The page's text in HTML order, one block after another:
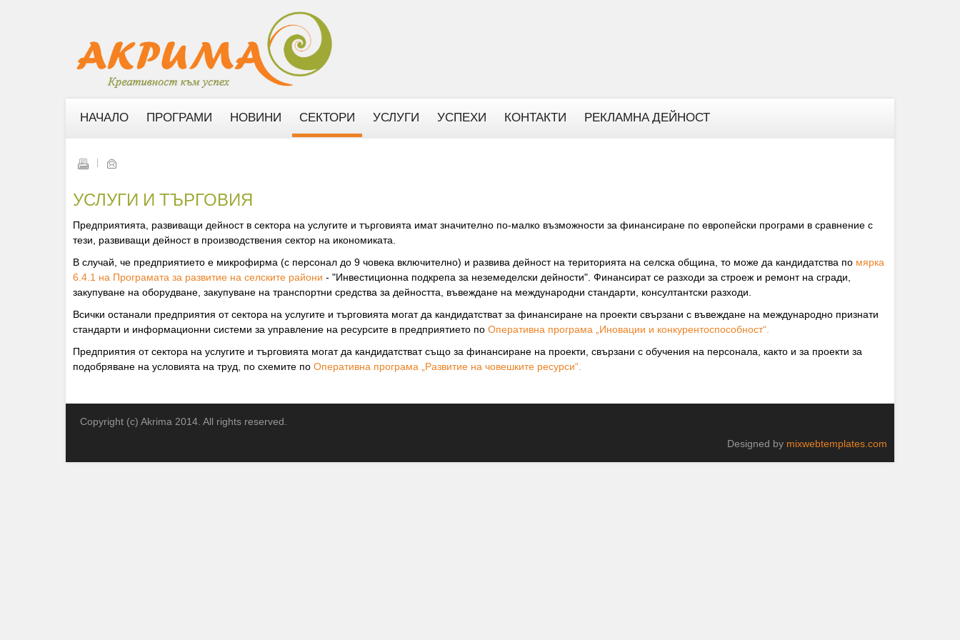
НАЧАЛО ПРОГРАМИ НОВИНИ СЕКТОРИ УСЛУГИ УСПЕХИ КОНТАКТИ РЕКЛАМНА ДЕЙНОСТ
УСЛУГИ И ТЪРГОВИЯ
Предприятията, развиващи дейност в сектора на услугите и търговията имат значително по-малко възможности за финансиране по европейски програми в сравнение с
тези, развиващи дейност в производствения сектор на икономиката.
В случай, че предприятието е микрофирма (с персонал до 9 човека включително) и развива дейност на територията на селска община, то може да кандидатства по мярка
6.4.1 на Програмата за развитие на селските райони - "Инвестиционна подкрепа за неземеделски дейности". Финансират се разходи за строеж и ремонт на сгради,
закупуване на оборудване, закупуване на транспортни средства за дейността, въвеждане на международни стандарти, консултантски разходи.
Всички останали предприятия от сектора на услугите и търговията могат да кандидатстват за финансиране на проекти свързани с въвеждане на международно признати
стандарти и информационни системи за управление на ресурсите в предприятието по Оперативна програма „Иновации и конкурентоспособност“.
Предприятия от сектора на услугите и търговията могат да кандидатстват също за финансиране на проекти, свързани с обучения на персонала, както и за проекти за
подобряване на условията на труд, по схемите по Оперативна програма „Развитие на човешките ресурси“.
Copyright (c) Akrima 2014. All rights reserved.
Designed by mixwebtemplates.com